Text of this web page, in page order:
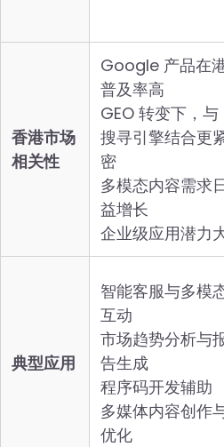
香港市场
相关性
Google 产品在
普及率高
GEO 转变下，与
搜寻引擎结合更
密
多模态内容需求
益增长
企业级应用潜力
典型应用
智能客服与多模
互动
市场趋势分析与
告生成
程序码开发辅助
多媒体内容创作
优化